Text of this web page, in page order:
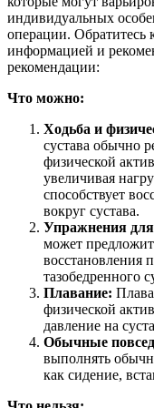
индивидуальных
операции. Обратитесь
информацией и
рекомендации:
Что можно:
Ходьба и
сустава обычно
физической
увеличивая
способствует
вокруг сустава.
Упражнения для
может
восстановления
тазобедренного
Плавание:
физической
давление на
Обычные
выполнять
как сидение,